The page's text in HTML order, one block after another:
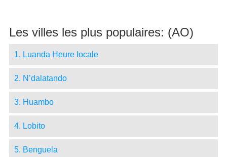
Les villes les plus populaires: (AO)
1. Luanda Heure locale
2. N’dalatando
3. Huambo
4. Lobito
5. Benguela